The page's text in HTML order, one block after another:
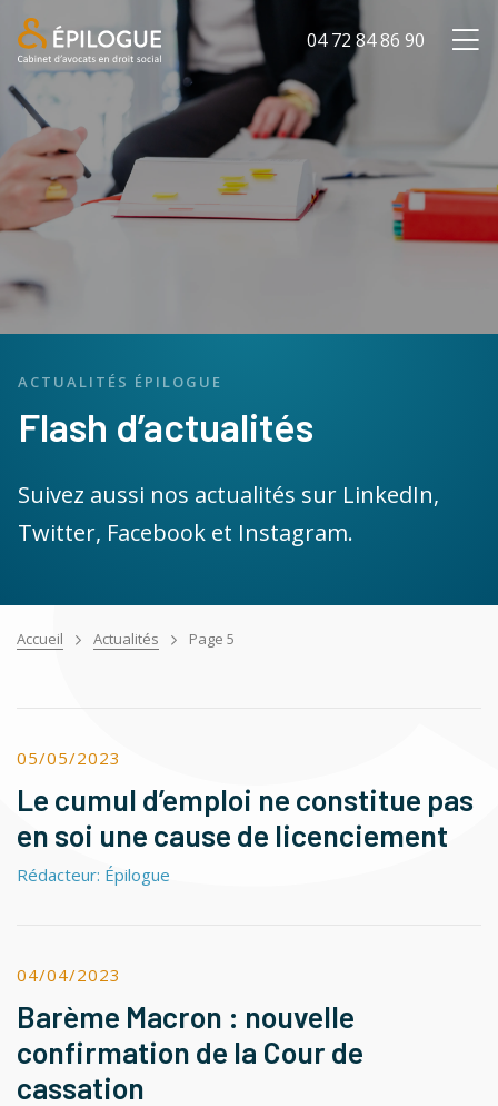
04 72 84 86 90
ACTUALITÉS ÉPILOGUE
Flash d’actualités
Suivez aussi nos actualités sur LinkedIn,
Twitter, Facebook et Instagram.
Accueil Actualités Page 5
05/05/2023
Le cumul d’emploi ne constitue pas
en soi une cause de licenciement
Rédacteur: Épilogue
04/04/2023
Barème Macron : nouvelle
confirmation de la Cour de
cassation